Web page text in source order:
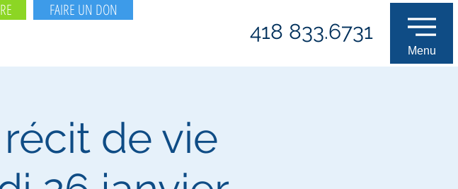
FAIRE UN DON
418 833.6731
Menu
de vie